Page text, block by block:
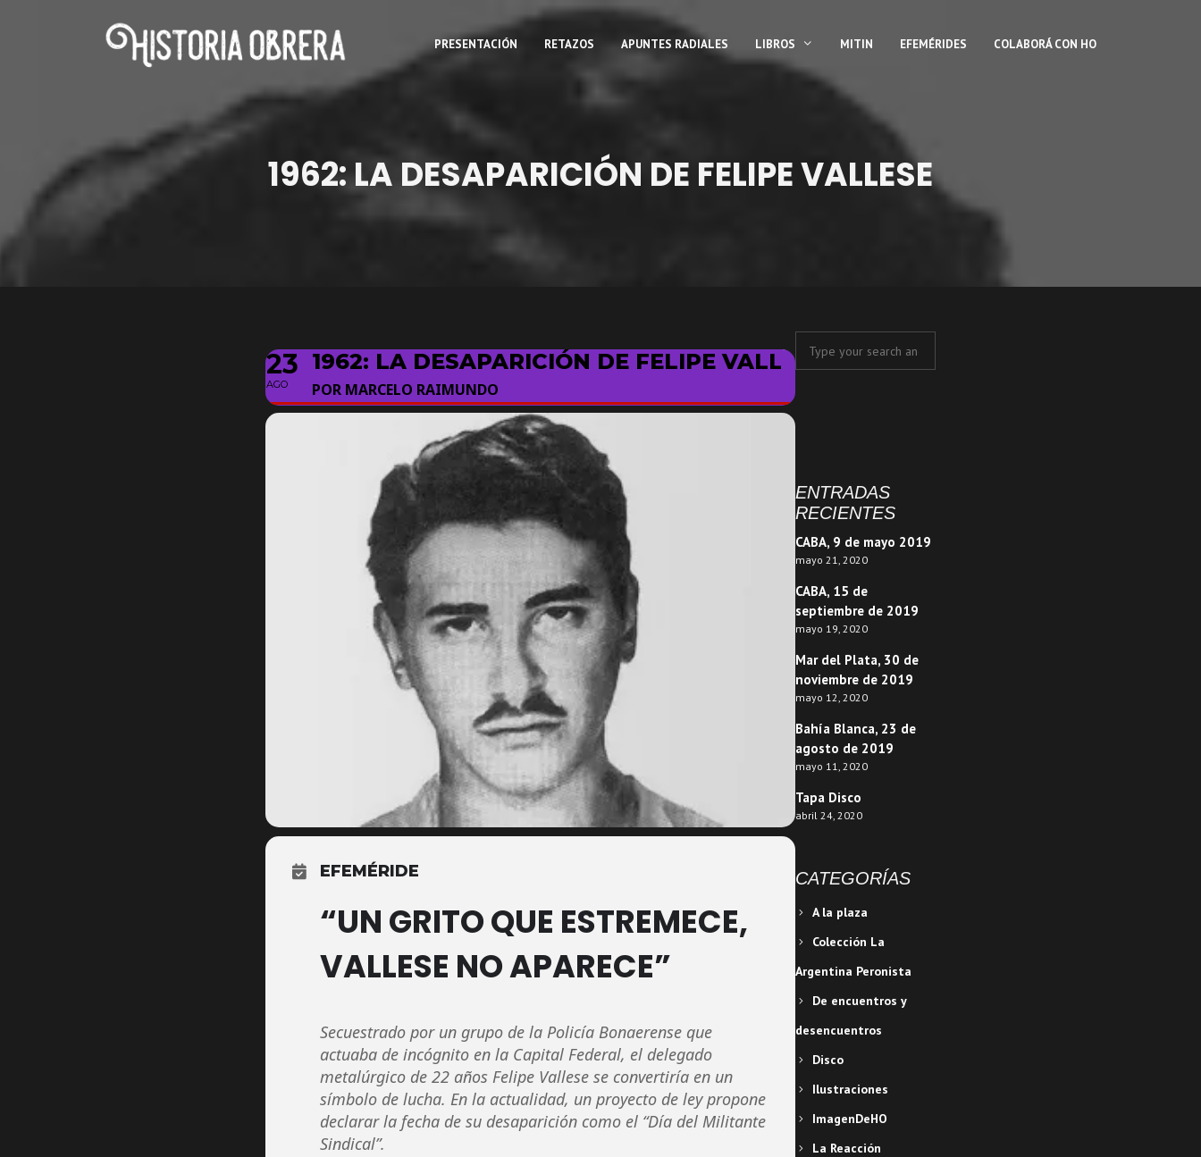
PRESENTACIÓN RETAZOS APUNTES RADIALES LIBROS MITIN EFEMÉRIDES COLABORÁ CON HO
1962: LA DESAPARICIÓN DE FELIPE VALLESE
23
AGO
1962: LA DESAPARICIÓN DE FELIPE VALLESE
POR MARCELO RAIMUNDO
EFEMÉRIDE
“UN GRITO QUE ESTREMECE,
VALLESE NO APARECE”
Secuestrado por un grupo de la Policía Bonaerense que
actuaba de incógnito en la Capital Federal, el delegado
metalúrgico de 22 años Felipe Vallese se convertiría en un
símbolo de lucha. En la actualidad, un proyecto de ley propone
declarar la fecha de su desaparición como el “Día del Militante
Sindical”.
ENTRADAS
RECIENTES
CABA, 9 de mayo 2019
mayo 21, 2020
CABA, 15 de
septiembre de 2019
mayo 19, 2020
Mar del Plata, 30 de
noviembre de 2019
mayo 12, 2020
Bahía Blanca, 23 de
agosto de 2019
mayo 11, 2020
Tapa Disco
abril 24, 2020
CATEGORÍAS
A la plaza
Colección La
Argentina Peronista
De encuentros y
desencuentros
Disco
Ilustraciones
ImagenDeHO
La Reacción